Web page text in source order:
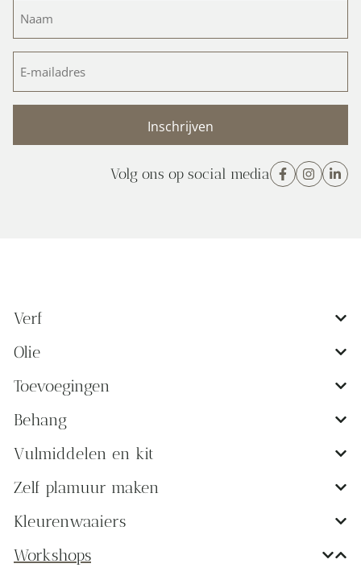
(Vereist)
mailadres
Volg ons op social media
Verf
Olie
Toevoegingen
Behang
Vulmiddelen en kit
Zelf plamuur maken
Kleurenwaaiers
Workshops